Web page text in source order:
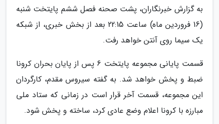
به گزارش خبرنگاران، پشت صحنه فصل ششم پایتخت شنبه
(16 فروردین ماه) ساعت 22:15 بعد از بخش خبری، از شبکه
یک سیما روی آنتن خواهد رفت.
قسمت پایانی مجموعه پایتخت 6 پس از پایان بحران کرونا
ضبط و پخش خواهد شد. به گفته سیروس مقدم، کارگردان
این مجموعه، قسمت آخر قرار است در زمانی که ستاد ملی
مبارزه با کرونا اعلام وضع عادی کرد، ساخته و پخش شود.